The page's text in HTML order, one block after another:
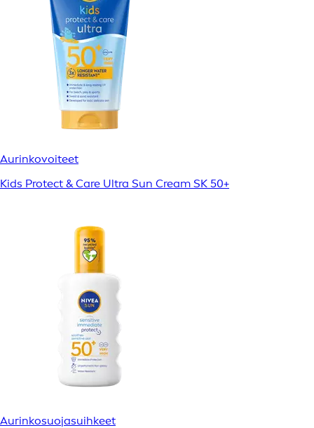
Aurinkovoiteet
Kids Protect & Care Ultra Sun Cream SK 50+
Aurinkosuojasuihkeet